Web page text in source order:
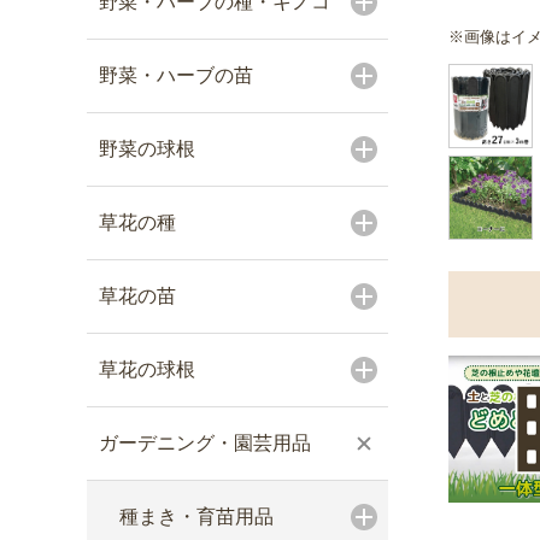
野菜・ハーブの苗
野菜の球根
草花の種
草花の苗
草花の球根
ガーデニング・園芸用品
種まき・育苗用品
※画像はイ